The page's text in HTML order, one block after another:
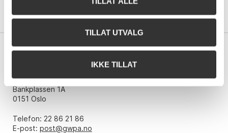
TILLAT UTVALG
IKKE TILLAT
Grev Wedels Plass Auksjoner AS
Bankplassen 1A
0151 Oslo
Telefon: 22 86 21 86
E-post: post@gwpa.no